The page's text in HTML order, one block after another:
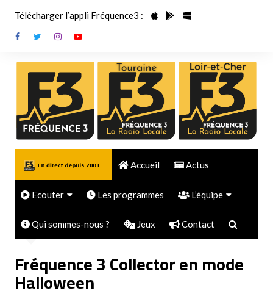
contenu
Télécharger l’appli Fréquence3 :
Accueil Actus
Ecouter
Les radios
Fréquence 3, l’originale !
Fréquence 3 LA Radio
Fréquence 3 Dance
Les Podcasts
J’avoue
Les chroniques locales
Ecouter en FLAC
Les programmes L’équipe
Toute l’équipe
Les DJ CLUB MIX
Qui sommes-nous ? Jeux Contact
Fréquence 3 Collector en mode Halloween
Fréquence 3 Collector en mode
Halloween